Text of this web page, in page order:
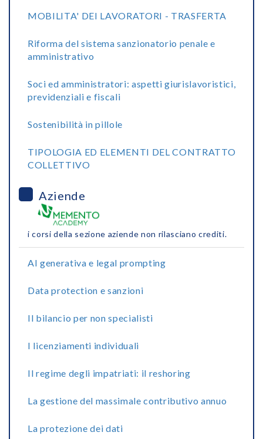
MOBILITA' DEI LAVORATORI - TRASFERTA
Riforma del sistema sanzionatorio penale e
amministrativo
Soci ed amministratori: aspetti giurislavoristici,
previdenziali e fiscali
Sostenibilità in pillole
TIPOLOGIA ED ELEMENTI DEL CONTRATTO
COLLETTIVO
Aziende
i corsi della sezione aziende non rilasciano crediti.
AI generativa e legal prompting
Data protection e sanzioni
Il bilancio per non specialisti
I licenziamenti individuali
Il regime degli impatriati: il reshoring
La gestione del massimale contributivo annuo
La protezione dei dati